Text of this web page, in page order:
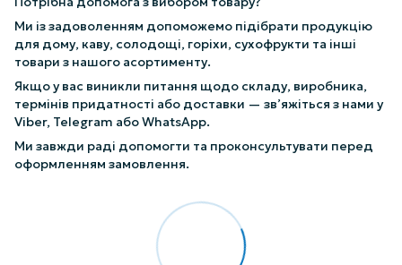
Ми із задоволенням допоможемо підібрати продукцію
для дому, каву, солодощі, горіхи, сухофрукти та інші
товари з нашого асортименту.
Якщо у вас виникли питання щодо складу, виробника,
термінів придатності або доставки — зв’яжіться з нами у
Viber, Telegram або WhatsApp.
Ми завжди раді допомогти та проконсультувати перед
оформленням замовлення.